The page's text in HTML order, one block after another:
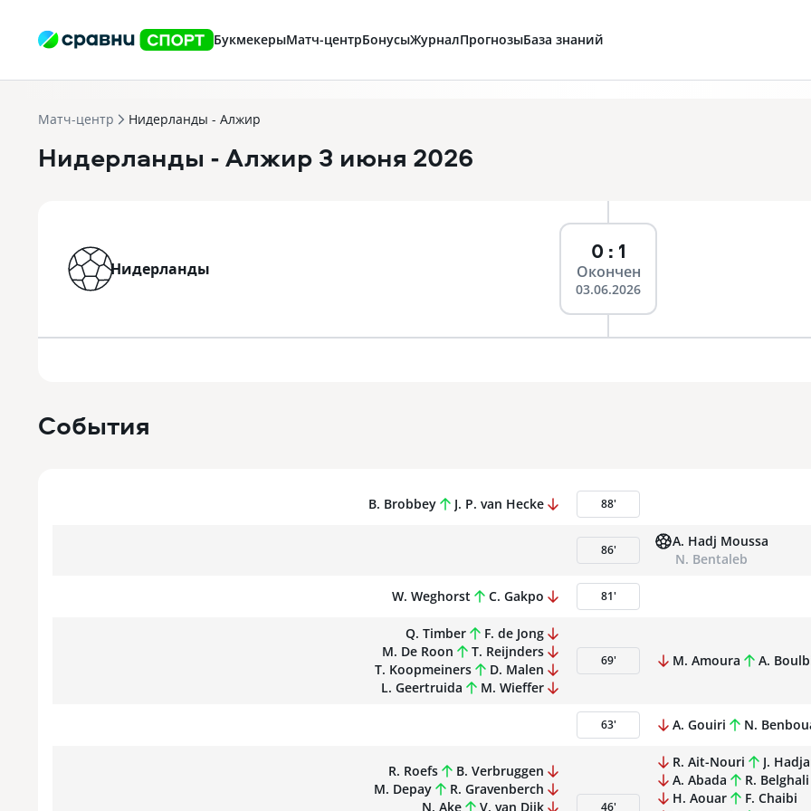
БукмекерыМатч-центрБонусыЖурналПрогнозыБаза знаний
Матч-центр Нидерланды - Алжир
Нидерланды - Алжир 3 июня 2026
Нидерланды
0 : 1
Окончен
03.06.2026
События
B. Brobbey J. P. van Hecke 88'
86'
A. Hadj Moussa
N. Bentaleb
W. Weghorst C. Gakpo 81'
Q. Timber
F. de Jong
M. De Roon
T. Reijnders
T. Koopmeiners
D. Malen
L. Geertruida
M. Wieffer
69' M. Amoura A.
63' A. Gouiri N.
R. Roefs
B. Verbruggen
M. Depay
R. Gravenberch
N. Ake
V. van Dijk
46'
R. Ait-Nouri
J.
A. Abada
R. Belghali
H. Aouar
F. Chaibi